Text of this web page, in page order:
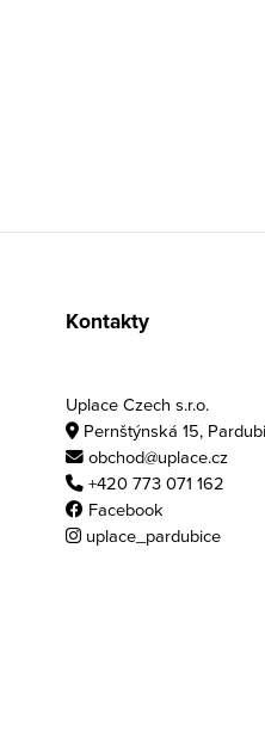
Kontakty
Uplace Czech s.r.o.
Pernštýnská 15,
obchod@uplace.cz
+420 773 071 162
Facebook
uplace_pardubice